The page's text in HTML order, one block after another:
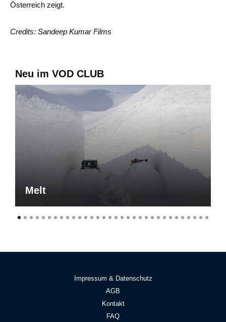
Österreich zeigt.
Credits: Sandeep Kumar Films
Neu im VOD CLUB
Melt
Impressum & Datenschutz
AGB
Kontakt
FAQ